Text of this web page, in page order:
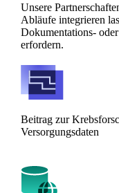
Unsere
Abläufe integrieren
Dokumentations-
erfordern.
Beitrag zur
Versorgungsdaten